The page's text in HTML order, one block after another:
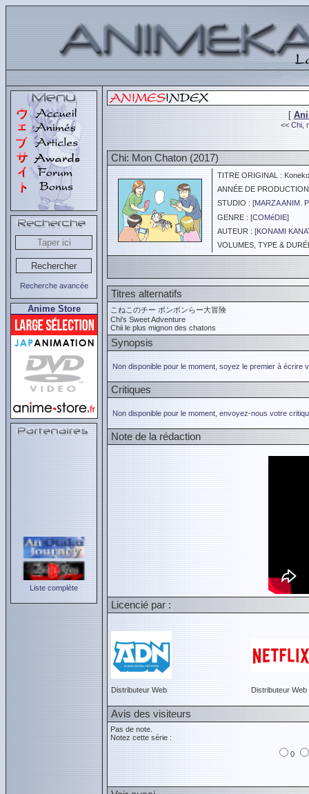
Recherche avancée
Anime Store
Liste complète
[
<< Chi,
Chi: Mon Chaton (2017)
TITRE ORIGINAL :
ANNÉE DE
STUDIO : [MARZA ANIM.
GENRE : [COMéDIE]
AUTEUR : [KONAMI
VOLUMES, TYPE &
Titres alternatifs
こねこのチー ポンポンらー大冒険
Chi's Sweet Adventure
Chii le plus mignon des chatons
Synopsis
Non disponible pour le moment, soyez le premier à écrire
Critiques
Non disponible pour le moment, envoyez-nous votre
Note de la rédaction
Licencié par :
Distributeur Web Distributeur Web
Avis des visiteurs
Pas de note.
Notez cette série :
0